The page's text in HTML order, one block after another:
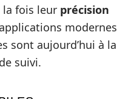
la fois leur précision
modernes
sont aujourd’hui à la
suivi.